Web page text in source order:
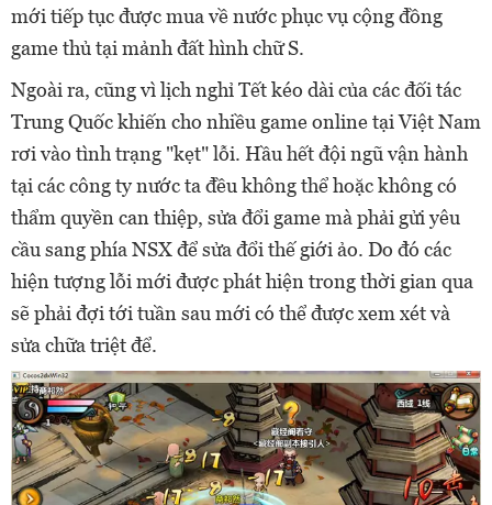
mới tiếp tục được mua về nước phục vụ cộng đồng
game thủ tại mảnh đất hình chữ S.
Ngoài ra, cũng vì lịch nghỉ Tết kéo dài của các đối tác
Trung Quốc khiến cho nhiều game online tại Việt Nam
rơi vào tình trạng "kẹt" lỗi. Hầu hết đội ngũ vận hành
tại các công ty nước ta đều không thể hoặc không có
thẩm quyền can thiệp, sửa đổi game mà phải gửi yêu
cầu sang phía NSX để sửa đổi thế giới ảo. Do đó các
hiện tượng lỗi mới được phát hiện trong thời gian qua
sẽ phải đợi tới tuần sau mới có thể được xem xét và
sửa chữa triệt để.